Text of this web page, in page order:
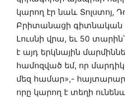
կարող էր նաև Տոլստոյ,
Բրիտանացի գիտնական
Լուսնի վրա, եւ 50
է այդ երկնային
համոզված եմ, որ
մեզ համար»,-
որը կարող է տեղի